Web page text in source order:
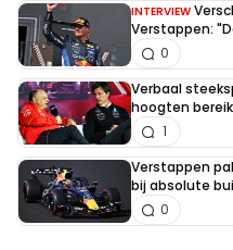
INTERVIEW
Verstappen:
0
Verbaal
hoogten
1
Verstappen
bij absolute
0